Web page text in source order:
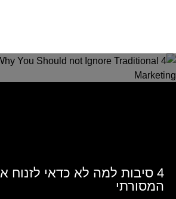
4 סיבות למה לא כדאי לזנוח
המסורתי